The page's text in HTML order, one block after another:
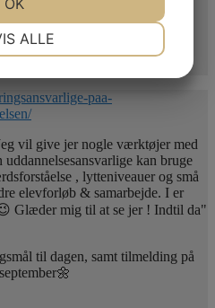
paa-
vil give jer nogle værktøjer med
kan bruge
, lytteniveauer og små
elevforløb & samarbejde. I er
Glæder mig til at se jer ! Indtil da"
til dagen, samt tilmelding på
STATISTIK
ALLE
OK